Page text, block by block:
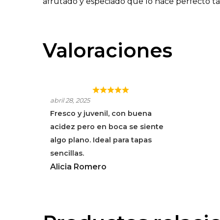
Valoraciones
DIDO TINTO
abril 28, 2025
Fresco y juvenil, con buena
acidez pero en boca se siente
algo plano. Ideal para tapas
sencillas.
Alicia Romero